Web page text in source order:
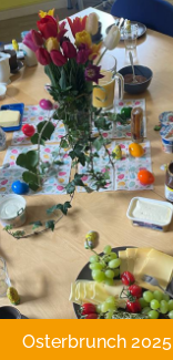
Osterbrunch 2025